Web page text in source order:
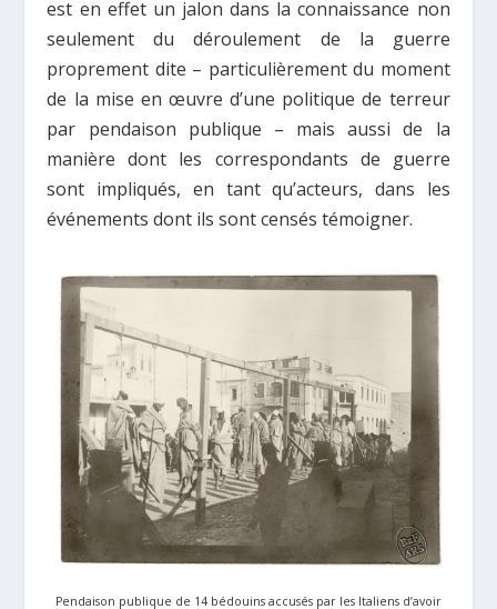
est en effet un jalon dans la connaissance non
seulement du déroulement de la guerre
proprement dite – particulièrement du moment
de la mise en œuvre d’une politique de terreur
par pendaison publique – mais aussi de la
manière dont les correspondants de guerre
sont impliqués, en tant qu’acteurs, dans les
événements dont ils sont censés témoigner.
Pendaison publique de 14 bédouins accusés par les Italiens d’avoir